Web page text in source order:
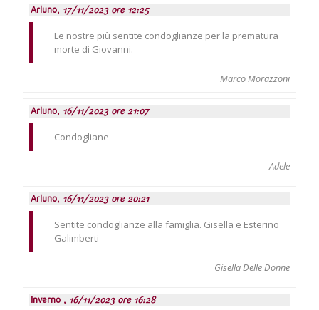
Arluno, 17/11/2023 ore 12:25
Le nostre più sentite condoglianze per la prematura
morte di Giovanni.
Marco Morazzoni
Arluno, 16/11/2023 ore 21:07
Condogliane
Adele
Arluno, 16/11/2023 ore 20:21
Sentite condoglianze alla famiglia. Gisella e Esterino
Galimberti
Gisella Delle Donne
Inverno , 16/11/2023 ore 16:28